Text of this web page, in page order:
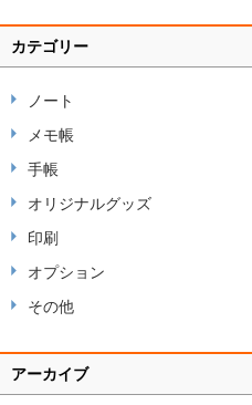
カテゴリー
ノート
メモ帳
手帳
オリジナルグッズ
印刷
オプション
その他
アーカイブ